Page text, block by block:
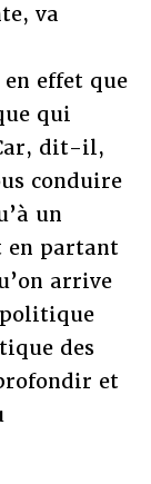
va
effet que
qui
dit-il,
conduire
un
en partant
arrive
des
et